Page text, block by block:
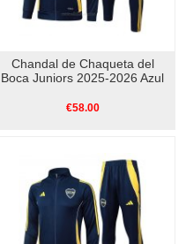
Chandal de Chaqueta del
Boca Juniors 2025-2026 Azul
€58.00